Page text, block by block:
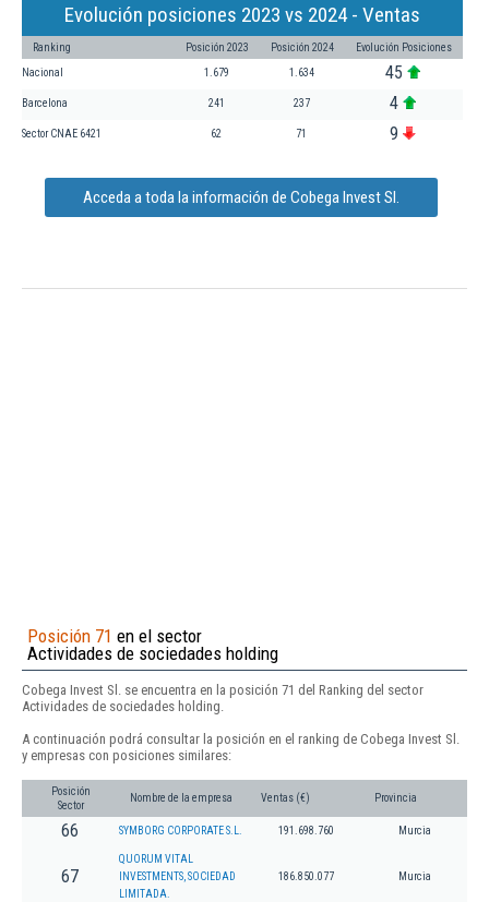
Evolución posiciones 2023 vs 2024 - Ventas
Ranking Posición 2023 Posición 2024 Evolución Posiciones
Nacional 1.679 1.634 45
Barcelona 241 237 4
Sector CNAE 6421 62 71 9
Acceda a toda la información de Cobega Invest Sl.
Posición 71 en el sector
Actividades de sociedades holding
Cobega Invest Sl. se encuentra en la posición 71 del Ranking del sector
Actividades de sociedades holding.
A continuación podrá consultar la posición en el ranking de Cobega Invest Sl.
y empresas con posiciones similares:
Posición
Sector
Nombre de la empresa Ventas (€) Provincia
66 SYMBORG CORPORATE S.L. 191.698.760 Murcia
67
QUORUM VITAL
INVESTMENTS, SOCIEDAD
LIMITADA.
186.850.077 Murcia